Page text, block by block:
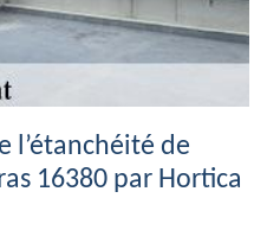
l’étanchéité de
16380 par Hortica